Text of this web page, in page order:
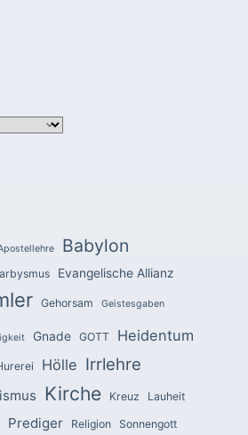
Babylon
Evangelische Allianz
Gehorsam Geistesgaben
Gnade GOTT Heidentum
Hölle Irrlehre
Kirche Kreuz Lauheit
Prediger Religion Sonnengott